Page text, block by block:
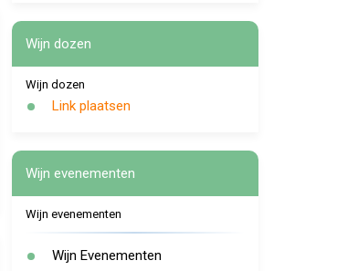
Wijn dozen
Wijn dozen
Link plaatsen
Wijn evenementen
Wijn evenementen
Wijn Evenementen